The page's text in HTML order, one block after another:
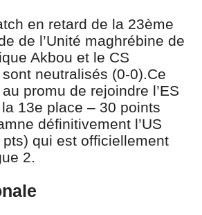
en retard de la 23ème
de l’Unité maghrébine de
Akbou et le CS
neutralisés (0-0).Ce
promu de rejoindre l’ES
13e place – 30 points
définitivement l’US
qui est officiellement
2.